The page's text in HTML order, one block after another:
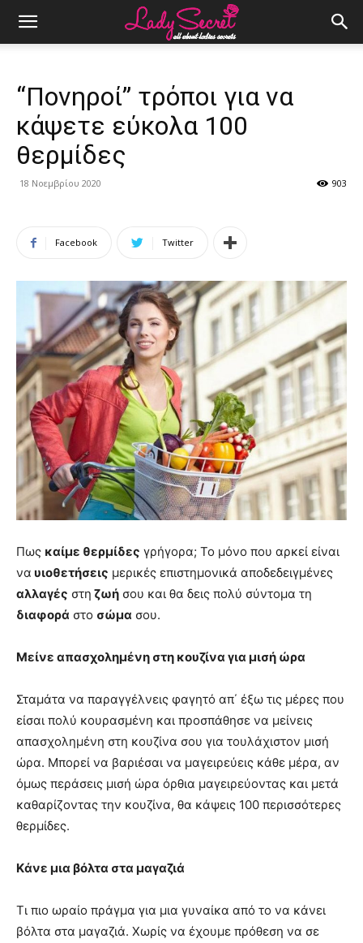
“Πονηροί” τρόποι για να
κάψετε εύκολα 100
θερμίδες
18 Νοεμβρίου 2020 903
Facebook Twitter
Πως καίμε θερμίδες γρήγορα; Το μόνο που αρκεί είναι
να υιοθετήσεις μερικές επιστημονικά αποδεδειγμένες
αλλαγές στη ζωή σου και θα δεις πολύ σύντομα τη
διαφορά στο σώμα σου.
Μείνε απασχολημένη στη κουζίνα για μισή ώρα
Σταμάτα να παραγγέλνεις φαγητό απ΄ έξω τις μέρες που
είσαι πολύ κουρασμένη και προσπάθησε να μείνεις
απασχολημένη στη κουζίνα σου για τουλάχιστον μισή
ώρα. Μπορεί να βαριέσαι να μαγειρεύεις κάθε μέρα, αν
όμως περάσεις μισή ώρα όρθια μαγειρεύοντας και μετά
καθαρίζοντας την κουζίνα, θα κάψεις 100 περισσότερες
θερμίδες.
Kάνε μια βόλτα στα μαγαζιά
Τι πιο ωραίο πράγμα για μια γυναίκα από το να κάνει
βόλτα στα μαγαζιά. Χωρίς να έχουμε πρόθεση να σε